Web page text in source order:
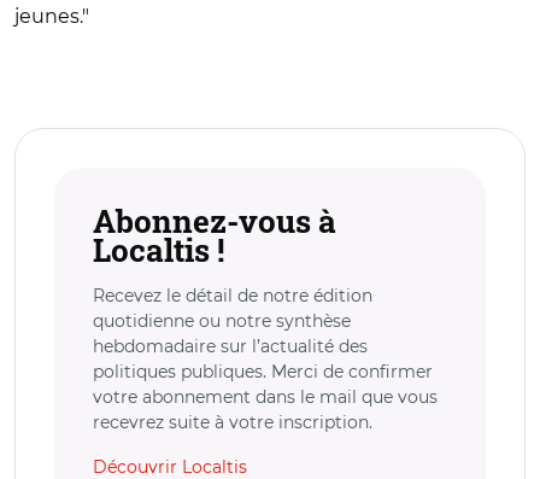
jeunes."
Abonnez-vous à
Localtis !
Recevez le détail de notre édition
quotidienne ou notre synthèse
hebdomadaire sur l’actualité des
politiques publiques. Merci de confirmer
votre abonnement dans le mail que vous
recevrez suite à votre inscription.
Découvrir Localtis